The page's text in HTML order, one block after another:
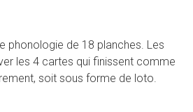
phonologie de 18 planches. Les
les 4 cartes qui finissent comme
soit sous forme de loto.